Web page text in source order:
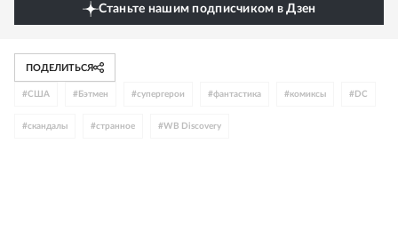
Станьте нашим подписчиком в Дзен
ПОДЕЛИТЬСЯ
#США # Бэтмен #супергерои #фантастика #комиксы # DC
#скандалы #странное #WB Discovery